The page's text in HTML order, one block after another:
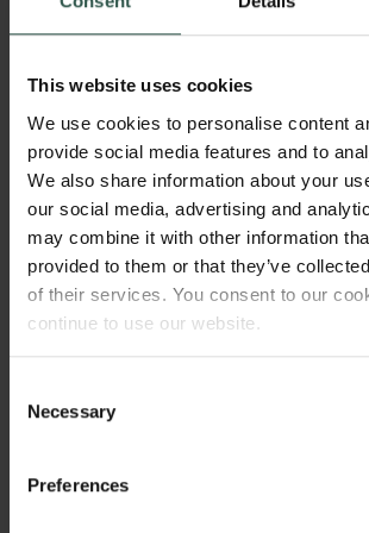
This website uses cookies
We use cookies to personalise content
provide social media features and to
We also share information about your
our social media, advertising and
may combine it with other information
provided to them or that they’ve
of their services. You consent to our
continue to use our website.
Selection
Necessary
Preferences
Se hvem der har
45 yngre lektorer
210 millioner kroner
Også det spirende lektorniveau har
Således gives der knap 209 millioner
yngre nyansatte lektorer, der hver
”Young Researcher”-stipendium.
virkemiddel er at fremme forskerens
stå på egne ben ved at etablere en
af étårige monografistipendier til 38